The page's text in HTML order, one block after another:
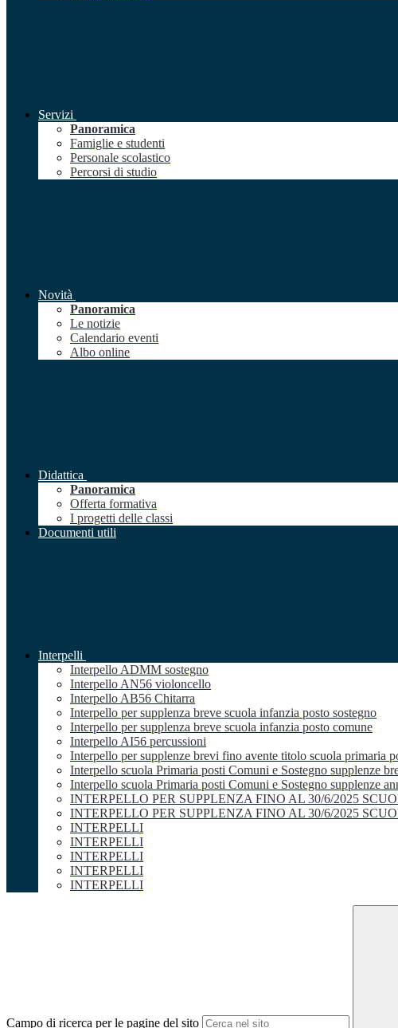
Servizi
Panoramica
Famiglie e studenti
Personale scolastico
Percorsi di studio
Novità
Panoramica
Le notizie
Calendario eventi
Albo online
Didattica
Panoramica
Offerta formativa
I progetti delle classi
Documenti utili
Interpelli
Interpello ADMM sostegno
Interpello AN56 violoncello
Interpello AB56 Chitarra
Interpello per supplenza breve scuola infanzia posto sostegno
Interpello per supplenza breve scuola infanzia posto comune
Interpello AI56 percussioni
Interpello per supplenze brevi fino avente titolo scuola primaria
Interpello scuola Primaria posti Comuni e Sostegno supplenze
Interpello scuola Primaria posti Comuni e Sostegno supplenze
INTERPELLO PER SUPPLENZA FINO AL 30/6/2025
INTERPELLO PER SUPPLENZA FINO AL 30/6/2025
INTERPELLI
INTERPELLI
INTERPELLI
INTERPELLI
INTERPELLI
Campo di ricerca per le pagine del sito